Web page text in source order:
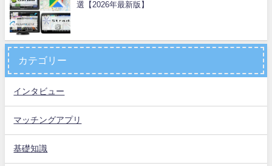
選【2026年最新版】
カテゴリー
インタビュー
マッチングアプリ
基礎知識